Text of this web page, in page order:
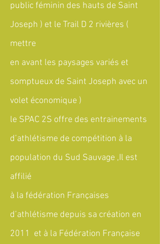
public féminin des hauts de Saint
Joseph ) et le Trail D 2 rivières (
mettre
en avant les paysages variés et
somptueux de Saint Joseph avec un
volet économique )
le SPAC 2S offre des entrainements
d’athlétisme de compétition à la
population du Sud Sauvage ,Il est
affilié
à la fédération Françaises
d’athlétisme depuis sa création en
2011 et à la Fédération Française